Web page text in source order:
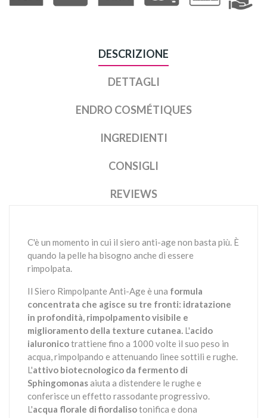
DESCRIZIONE
DETTAGLI
ENDRO COSMÉTIQUES
INGREDIENTI
CONSIGLI
REVIEWS
C'è un momento in cui il siero anti-age non basta più. È
quando la pelle ha bisogno anche di essere
rimpolpata.
Il Siero Rimpolpante Anti-Age è una formula
concentrata che agisce su tre fronti: idratazione
in profondità, rimpolpamento visibile e
miglioramento della texture cutanea. L'acido
ialuronicotrattiene fino a 1000 volte il suo peso in
acqua, rimpolpando e attenuando linee sottili e rughe.
L'attivo biotecnologico da fermento di
Sphingomonasaiuta a distendere le rughe e
conferisce un effetto rassodante progressivo.
L'acqua florale di fiordalisotonifica e dona